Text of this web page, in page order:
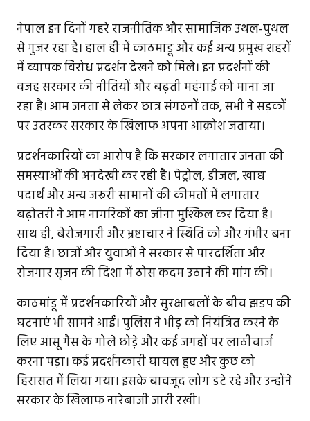
नेपाल इन दिनों गहरे राजनीतिक और सामाजिक उथल-पुथल
से गुजर रहा है। हाल ही में काठमांडू और कई अन्य प्रमुख शहरों
में व्यापक विरोध प्रदर्शन देखने को मिले। इन प्रदर्शनों की
वजह सरकार की नीतियों और बढ़ती महंगाई को माना जा
रहा है। आम जनता से लेकर छात्र संगठनों तक, सभी ने सड़कों
पर उतरकर सरकार के खिलाफ अपना आक्रोश जताया।
प्रदर्शनकारियों का आरोप है कि सरकार लगातार जनता की
समस्याओं की अनदेखी कर रही है। पेट्रोल, डीजल, खाद्य
पदार्थ और अन्य जरूरी सामानों की कीमतों में लगातार
बढ़ोतरी ने आम नागरिकों का जीना मुश्किल कर दिया है।
साथ ही, बेरोजगारी और भ्रष्टाचार ने स्थिति को और गंभीर बना
दिया है। छात्रों और युवाओं ने सरकार से पारदर्शिता और
रोजगार सृजन की दिशा में ठोस कदम उठाने की मांग की।
काठमांडू में प्रदर्शनकारियों और सुरक्षाबलों के बीच झड़प की
घटनाएं भी सामने आईं। पुलिस ने भीड़ को नियंत्रित करने के
लिए आंसू गैस के गोले छोड़े और कई जगहों पर लाठीचार्ज
करना पड़ा। कई प्रदर्शनकारी घायल हुए और कुछ को
हिरासत में लिया गया। इसके बावजूद लोग डटे रहे और उन्होंने
सरकार के खिलाफ नारेबाजी जारी रखी।